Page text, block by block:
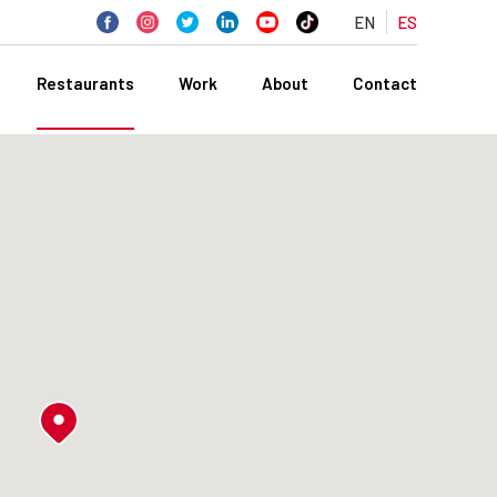
EN ES
Restaurants Work About Contact